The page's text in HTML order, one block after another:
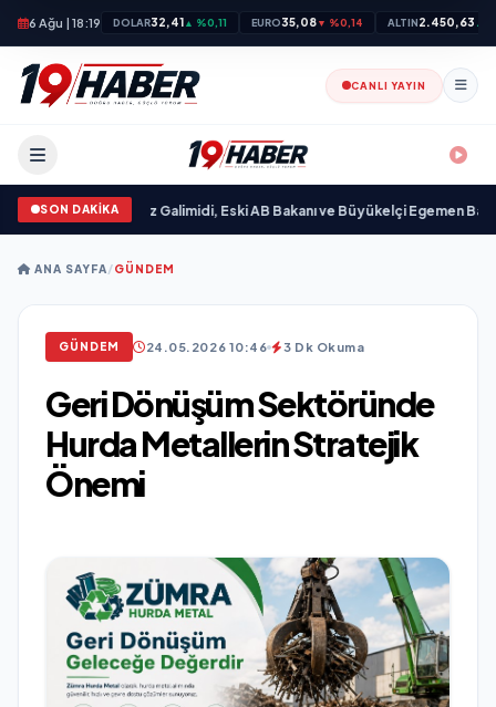
6 Ağu | 18:19 DOLAR32,41▲ %0,11 EURO35,08▼ %0,14 ALTIN2.450,63 ▲
CANLI YAYIN
SON DAKİKA
Ali Emre Açıkgöz Galimidi, Eski AB Bakanı ve Büyükelçi Egemen Bağış ile
ANA SAYFA/GÜNDEM
GÜNDEM 24.05.2026 10:46 3 Dk Okuma
Geri Dönüşüm Sektöründe
Hurda Metallerin Stratejik
Önemi